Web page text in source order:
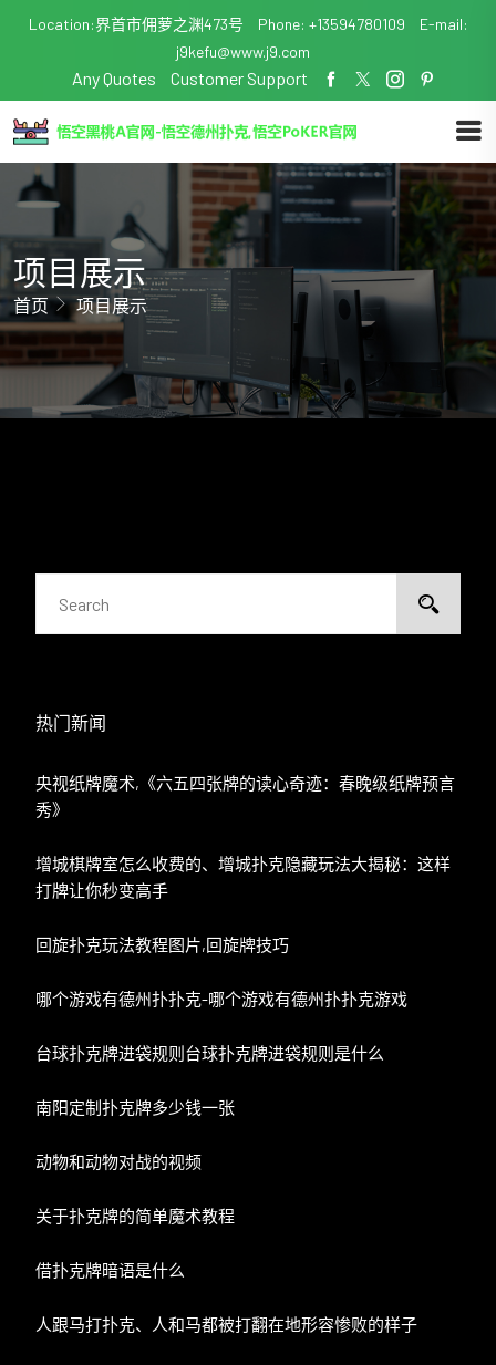
Location:界首市佣萝之渊473号 Phone: +13594780109
E-mail:
j9kefu@www.j9.com
Any Quotes Customer Support
项目展示
首页 项目展示
热门新闻
央视纸牌魔术,《六五四张牌的读心奇迹：春晚级纸牌预言
秀》
增城棋牌室怎么收费的、增城扑克隐藏玩法大揭秘：这样
打牌让你秒变高手
回旋扑克玩法教程图片,回旋牌技巧
哪个游戏有德州扑扑克-哪个游戏有德州扑扑克游戏
台球扑克牌进袋规则台球扑克牌进袋规则是什么
南阳定制扑克牌多少钱一张
动物和动物对战的视频
关于扑克牌的简单魔术教程
借扑克牌暗语是什么
人跟马打扑克、人和马都被打翻在地形容惨败的样子